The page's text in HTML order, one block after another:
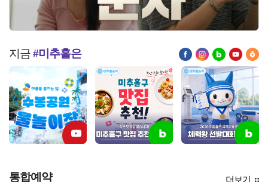
지금#미추홀은 페이스북인스타그램
블로그유튜브
통합예약 더보기